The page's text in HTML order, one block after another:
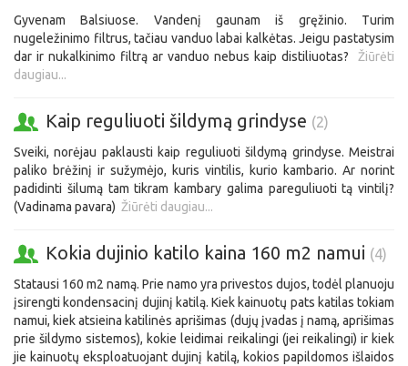
Gyvenam Balsiuose. Vandenį gaunam iš gręžinio. Turim
nugeležinimo filtrus, tačiau vanduo labai kalkėtas. Jeigu pastatysim
dar ir nukalkinimo filtrą ar vanduo nebus kaip distiliuotas? Žiūrėti
daugiau...
Kaip reguliuoti šildymą grindyse (2)
Sveiki, norėjau paklausti kaip reguliuoti šildymą grindyse. Meistrai
paliko brėžinį ir sužymėjo, kuris vintilis, kurio kambario. Ar norint
padidinti šilumą tam tikram kambary galima pareguliuoti tą vintilį?
(Vadinama pavara) Žiūrėti daugiau...
Kokia dujinio katilo kaina 160 m2 namui (4)
Statausi 160 m2 namą. Prie namo yra privestos dujos, todėl planuoju
įsirengti kondensacinį dujinį katilą. Kiek kainuotų pats katilas tokiam
namui, kiek atsieina katilinės aprišimas (dujų įvadas į namą, aprišimas
prie šildymo sistemos), kokie leidimai reikalingi (jei reikalingi) ir kiek
jie kainuotų eksploatuojant dujinį katilą, kokios papildomos išlaidos